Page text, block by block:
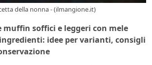
della nonna - (ilmangione.it)
muffin soffici e leggeri con mele
idee per varianti, consigli